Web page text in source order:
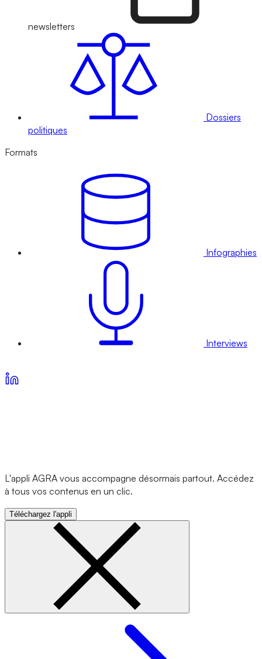
newsletters
Dossiers
politiques
Formats
Infographies
Interviews
L'appli AGRA vous accompagne désormais partout. Accédez
à tous vos contenus en un clic.
Téléchargez l'appli